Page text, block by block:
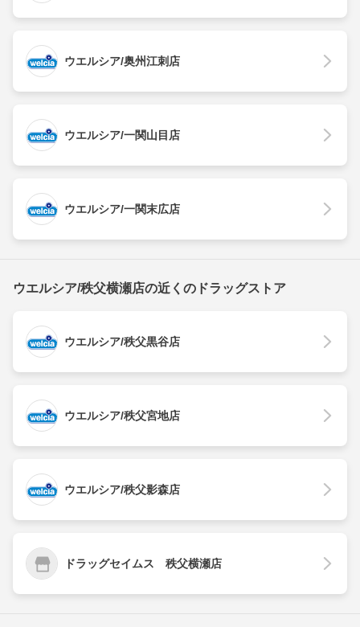
ウエルシア/奥州江刺店
ウエルシア/一関山目店
ウエルシア/一関末広店
ウエルシア/秩父横瀬店の近くのドラッグストア
ウエルシア/秩父黒谷店
ウエルシア/秩父宮地店
ウエルシア/秩父影森店
ドラッグセイムス 秩父横瀬店